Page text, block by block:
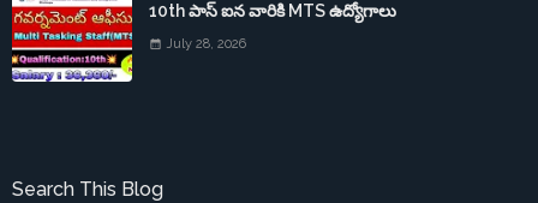
10th పాస్ ఐన వారికి MTS ఉద్యోగాలు
July 28, 2026
Search This Blog